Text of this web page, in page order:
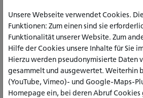
Unsere Webseite verwendet Cookies.
Funktionen: Zum einen sind sie
Funktionalität unserer Website. Zum
Hilfe der Cookies unsere Inhalte für Sie
Hierzu werden pseudonymisierte Daten
gesammelt und ausgewertet. Weiterhin
(YouTube, Vimeo)- und Google-Maps-
Homepage ein, bei deren Abruf